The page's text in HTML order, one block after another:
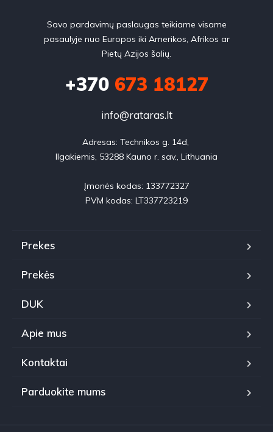
Savo pardavimų paslaugas teikiame visame
pasaulyje nuo Europos iki Amerikos, Afrikos ar
Pietų Azijos šalių.
+370673 18127
info@rataras.lt
Adresas: Technikos g. 14d,
Ilgakiemis, 53288 Kauno r. sav., Lithuania
Įmonės kodas: 133772327
PVM kodas: LT337723219
Prekes
Prekės
DUK
Apie mus
Kontaktai
Parduokite mums